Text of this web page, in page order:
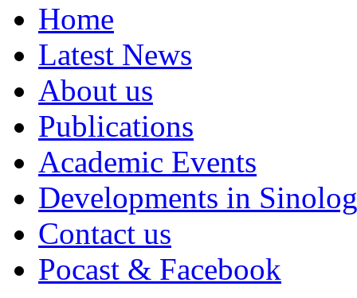
Home
Latest News
About us
Publications
Academic Events
Developments in
Contact us
Pocast & Facebook